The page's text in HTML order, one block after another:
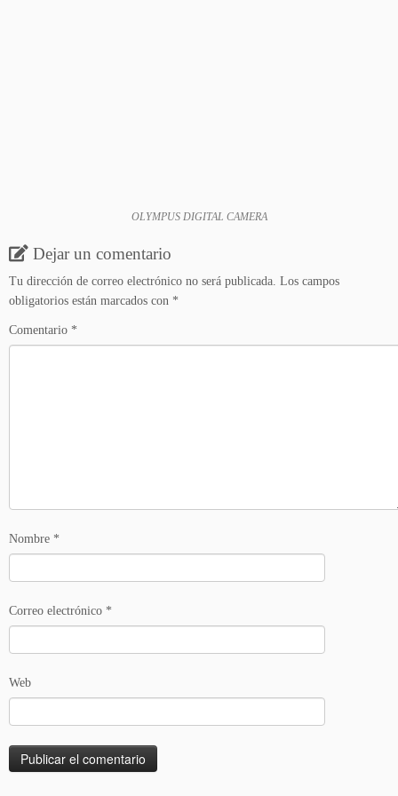
OLYMPUS DIGITAL CAMERA
Dejar un comentario
Tu dirección de correo electrónico no será publicada. Los campos
obligatorios están marcados con *
Comentario *
Nombre *
Correo electrónico *
Web